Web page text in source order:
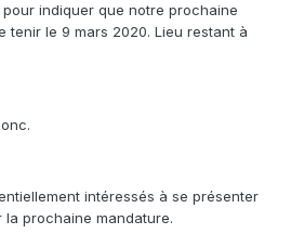
indiquer que notre prochaine
tenir le 9 mars 2020. Lieu restant à
intéressés à se présenter
prochaine mandature.